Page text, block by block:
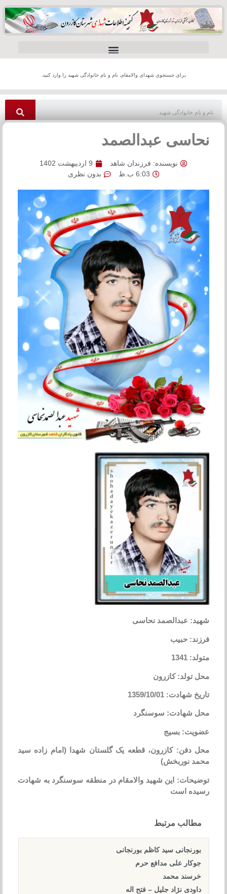
برای جستجوی شهدای والامقام، نام و نام خانوادگی شهید را وارد کنید.
نحاسی عبدالصمد
نویسنده: فرزندان شاهد
9 اردیبهشت 1402
6:03 ب.ظ
بدون نظری
شهید: عبدالصمد نحاسی
فرزند: حبیب
متولد: 1341
محل تولد: کازرون
تاریخ شهادت: 1359/10/01
محل شهادت: سوسنگرد
عضویت: بسیج
محل دفن: کازرون، قطعه یک گلستان شهدا (امام زاده سید
محمد نوربخش)
توضیحات: این شهید والامقام در منطقه سوسنگرد به شهادت
رسیده است
مطالب مرتبط
بورنجانی سید کاظم بورنجانی
جوکار علی مدافع حرم
خرسند محمد
داودی نژاد جلیل – فتح اله